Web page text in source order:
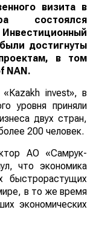
визита в
состоялся
достигнуты
в том
NAN.
invest», в
уровня приняли
двух стран,
200 человек.
АО «Самрук-
что экономика
быстрорастущих
в то же время
экономических